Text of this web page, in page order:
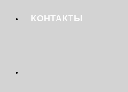
КОНТАКТЫ